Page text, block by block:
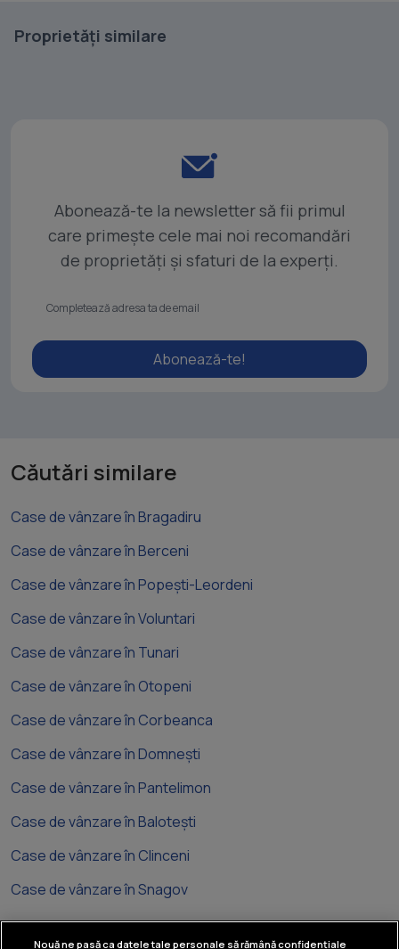
Proprietăți similare
Abonează-te la newsletter să fii primul
care primește cele mai noi recomandări
de proprietăți și sfaturi de la experți.
Abonează-te!
Căutări similare
Case de vânzare în Bragadiru
Case de vânzare în Berceni
Case de vânzare în Popești-Leordeni
Case de vânzare în Voluntari
Case de vânzare în Tunari
Case de vânzare în Otopeni
Case de vânzare în Corbeanca
Case de vânzare în Domnești
Case de vânzare în Pantelimon
Case de vânzare în Balotești
Case de vânzare în Clinceni
Case de vânzare în Snagov
Nouă ne pasă ca datele tale personale să rămână confidențiale